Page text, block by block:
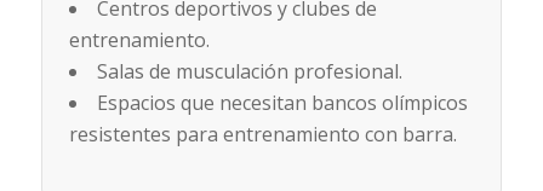
Centros deportivos y clubes de
entrenamiento.
Salas de musculación profesional.
Espacios que necesitan bancos olímpicos
resistentes para entrenamiento con barra.